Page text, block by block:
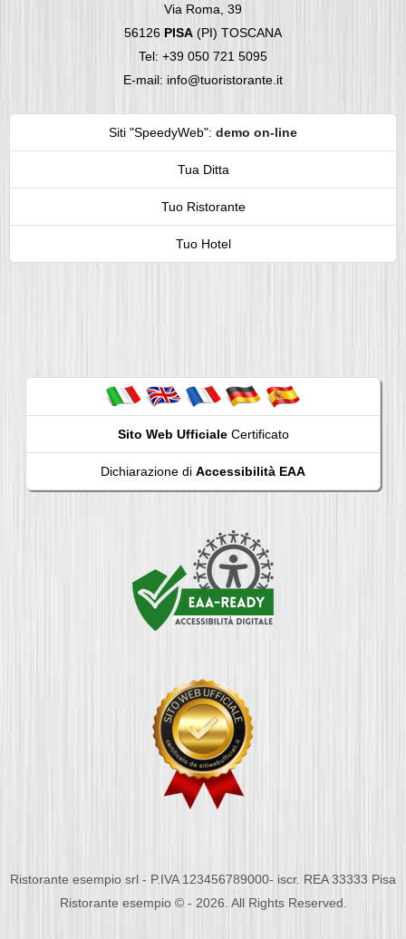
Via Roma, 39
56126 PISA (PI) TOSCANA
Tel: +39 050 721 5095
E-mail: info@tuoristorante.it
Siti "SpeedyWeb": demo on-line
Tua Ditta
Tuo Ristorante
Tuo Hotel
Sito Web UfficialeCertificato
Dichiarazione di Accessibilità EAA
Ristorante esempio srl - P.IVA 123456789000- iscr. REA 33333 Pisa
Ristorante esempio © - 2026. All Rights Reserved.